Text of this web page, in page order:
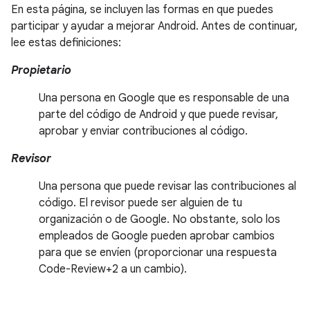
En esta página, se incluyen las formas en que puedes
participar y ayudar a mejorar Android. Antes de continuar,
lee estas definiciones:
Propietario
Una persona en Google que es responsable de una
parte del código de Android y que puede revisar,
aprobar y enviar contribuciones al código.
Revisor
Una persona que puede revisar las contribuciones al
código. El revisor puede ser alguien de tu
organización o de Google. No obstante, solo los
empleados de Google pueden aprobar cambios
para que se envíen (proporcionar una respuesta
Code-Review+2 a un cambio).